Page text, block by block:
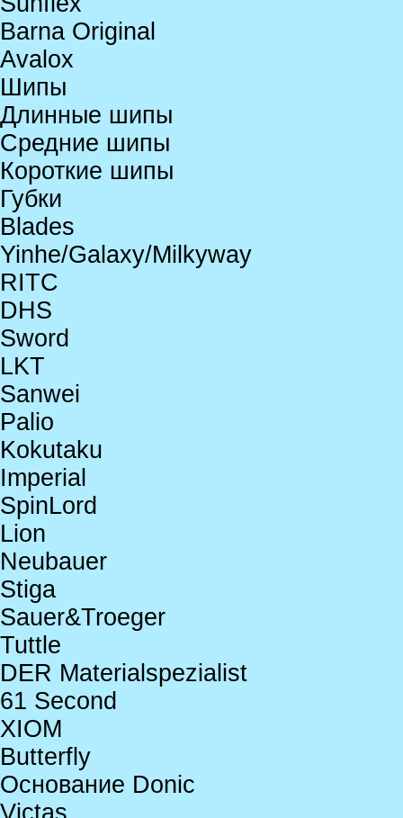
Barna Original
Avalox
Шипы
Длинные шипы
Средние шипы
Короткие шипы
Губки
Blades
Yinhe/Galaxy/Milkyway
RITC
DHS
Sword
LKT
Sanwei
Palio
Kokutaku
Imperial
SpinLord
Lion
Neubauer
Stiga
Sauer&Troeger
Tuttle
DER Materialspezialist
61 Second
XIOM
Butterfly
Основание Donic
Victas